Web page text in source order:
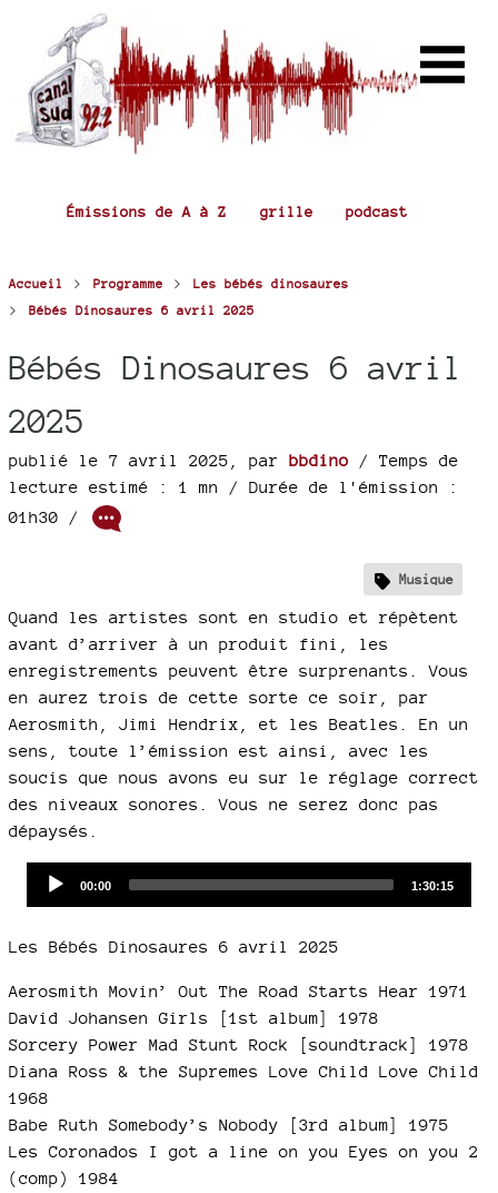
Émissions de A à Z grille podcast
Accueil > Programme > Les bébés dinosaures
> Bébés Dinosaures 6 avril 2025
Bébés Dinosaures 6 avril
2025
publié le 7 avril 2025 par bbdino / Temps de
lecture estimé : 1 mn / Durée de l'émission :
01h30 /
Musique
Quand les artistes sont en studio et répètent
avant d’arriver à un produit fini, les
enregistrements peuvent être surprenants. Vous
en aurez trois de cette sorte ce soir, par
Aerosmith, Jimi Hendrix, et les Beatles. En un
sens, toute l’émission est ainsi, avec les
soucis que nous avons eu sur le réglage correct
des niveaux sonores. Vous ne serez donc pas
dépaysés.
Current
00:00
Total
1:30:15
Les Bébés Dinosaures 6 avril 2025
Aerosmith Movin’ Out The Road Starts Hear 1971
David Johansen Girls [1st album] 1978
Sorcery Power Mad Stunt Rock [soundtrack] 1978
Diana Ross & the Supremes Love Child Love Child
1968
Babe Ruth Somebody’s Nobody [3rd album] 1975
Les Coronados I got a line on you Eyes on you 2
(comp) 1984